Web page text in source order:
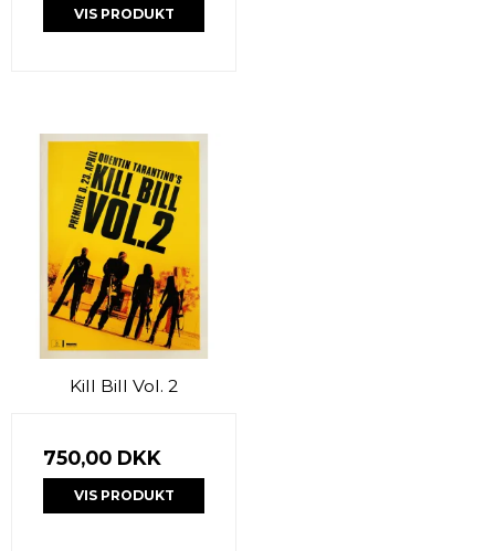
VIS PRODUKT
Kill Bill Vol. 2
750,00 DKK
VIS PRODUKT